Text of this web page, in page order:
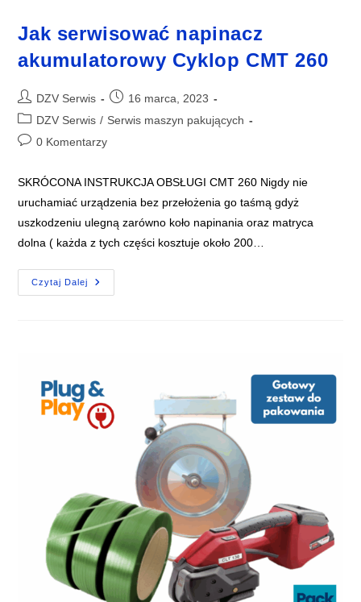
Lapomatic
​Jak serwisować napinacz
akumulatorowy Cyklop CMT 260
Post
author:
DZV Serwis
Post
published:
16 marca, 2023
Post
category:
DZV Serwis / Serwis maszyn pakujących
Post0 Komentarzy
SKRÓCONA INSTRUKCJA OBSŁUGI CMT 260 Nigdy nie
uruchamiać urządzenia bez przełożenia go taśmą gdyż
uszkodzeniu ulegną zarówno koło napinania oraz matryca
dolna ( każda z tych części kosztuje około 200…
Czytaj Dalej
Jak